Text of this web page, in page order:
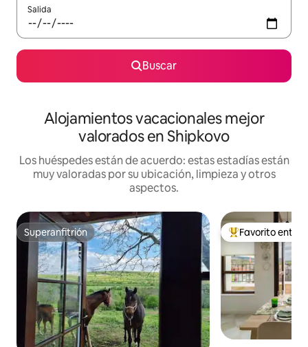
Salida
Buscar
Alojamientos vacacionales mejor
valorados en Shipkovo
Los huéspedes están de acuerdo: estas estadías están
muy valoradas por su ubicación, limpieza y otros
aspectos.
Superanfitrión
Superanfitrión Favorito entre
Favorito entre